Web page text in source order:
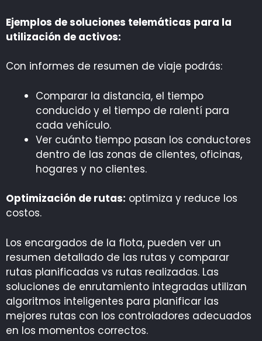
Ejemplos de soluciones telemáticas para la
utilización de activos:
Con informes de resumen de viaje podrás:
Comparar la distancia, el tiempo
conducido y el tiempo de ralentí para
cada vehículo.
Ver cuánto tiempo pasan los conductores
dentro de las zonas de clientes, oficinas,
hogares y no clientes.
Optimización de rutas: optimiza y reduce los
costos.
Los encargados de la flota, pueden ver un
resumen detallado de las rutas y comparar
rutas planificadas vs rutas realizadas. Las
soluciones de enrutamiento integradas utilizan
algoritmos inteligentes para planificar las
mejores rutas con los controladores adecuados
en los momentos correctos.